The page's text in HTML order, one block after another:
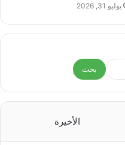
يوليو 31, 2026
بحث
الأخيرة